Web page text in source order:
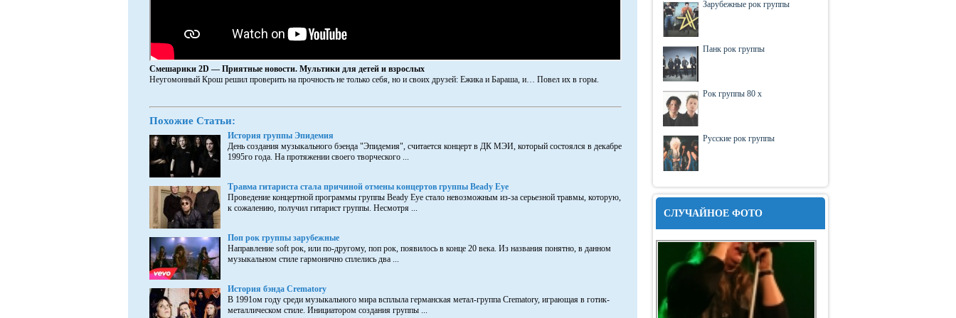
Смешарики 2D — Приятные новости. Мультики для детей и взрослых
Неугомонный Крош решил проверить на прочность не только себя, но и своих друзей: Ежика и Бараша, и… Повел их в горы.
Похожие Статьи:
История группы Эпидемия
День создания музыкального бэенда "Эпидемия", считается концерт в ДК МЭИ, который состоялся в декабре
1995го года. На протяжении своего творческого ...
Травма гитариста стала причиной отмены концертов группы Beady Eye
Проведение концертной программы группы Beady Eye стало невозможным из-за серьезной травмы, которую,
к сожалению, получил гитарист группы. Несмотря ...
Поп рок группы зарубежные
Направление soft рок, или по-другому, поп рок, появилось в конце 20 века. Из названия понятно, в данном
музыкальном стиле гармонично сплелись два ...
История бэнда Crematory
В 1991ом году среди музыкального мира всплыла германская метал-группа Crematory, играющая в готик-
металлическом стиле. Инициатором создания группы ...
Зарубежные рок группы
Панк рок группы
Рок группы 80 х
Русские рок группы
СЛУЧАЙНОЕ ФОТО